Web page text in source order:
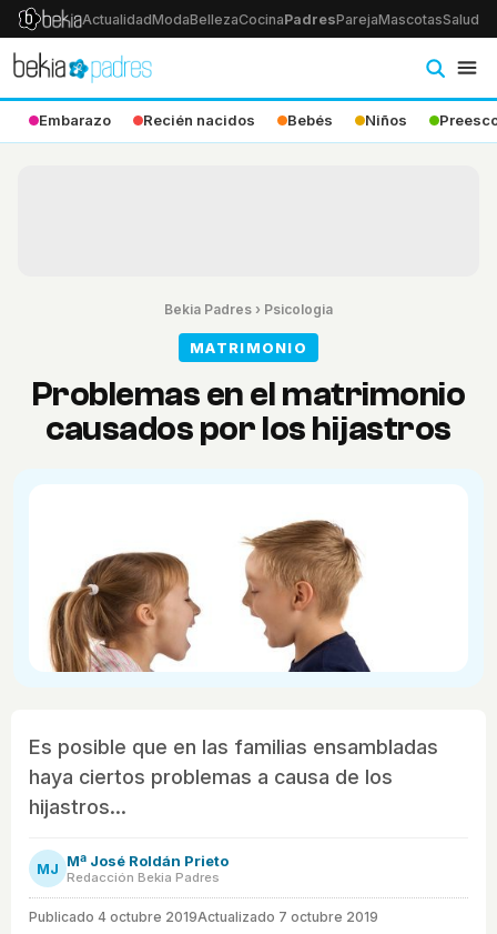
ActualidadModaBellezaCocinaPadresParejaMascotasSalud
Embarazo Recién nacidos Bebés Niños
Bekia Padres › Psicologia
MATRIMONIO
Problemas en el matrimonio
causados por los hijastros
Es posible que en las familias ensambladas
haya ciertos problemas a causa de los
hijastros...
MJ Mª José Roldán Prieto
Redacción Bekia Padres
Publicado 4 octubre 2019Actualizado 7 octubre 2019